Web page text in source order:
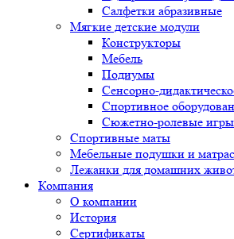
Салфетки абразивные
Мягкие детские модули
Конструкторы
Мебель
Подиумы
Сенсорно-
Спортивное
Сюжетно-ролевые игры
Спортивные маты
Мебельные подушки и
Лежанки для домашних
Компания
О компании
История
Сертификаты